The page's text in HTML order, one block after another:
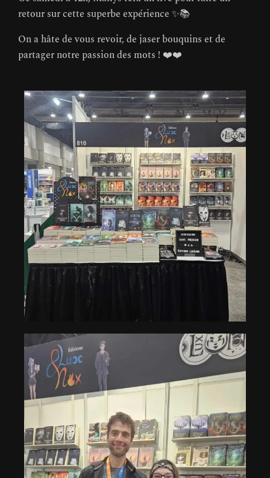
retour sur cette superbe expérience ✨📚
On a hâte de vous revoir, de jaser bouquins et de
partager notre passion des mots ! ❤️❤️